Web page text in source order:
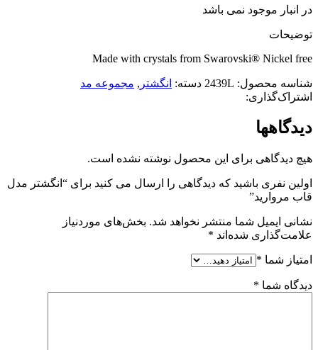
در انبار موجود نمی باشد
توضیحات
Made with crystals from Swarovski® Nickel free
شناسه محصول: 2439L دسته: انگشتر , مجموعه مد
اشتراک‌گذاری:
دیدگاهها
هیچ دیدگاهی برای این محصول نوشته نشده است.
اولین نفری باشید که دیدگاهی را ارسال می کنید برای “انگشتر مدل
قاب مروارید”
نشانی ایمیل شما منتشر نخواهد شد. بخش‌های موردنیاز
علامت‌گذاری شده‌اند *
امتیاز شما *
دیدگاه شما *